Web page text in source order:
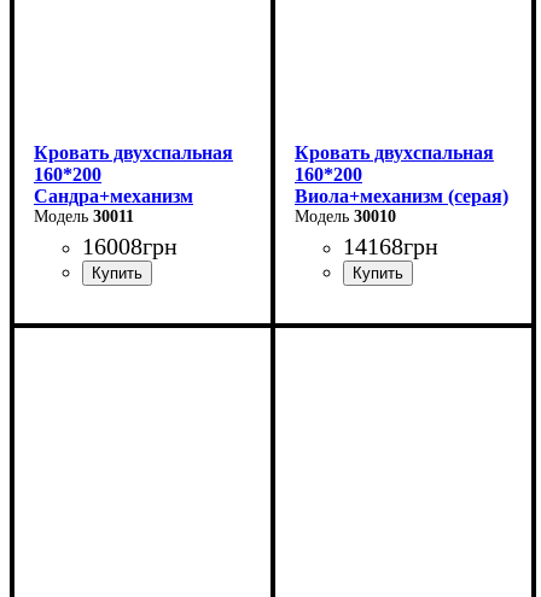
Кровать двухспальная
160*200
Сандра+механизм
(бежевая)
30011
16008грн
Ширина: 170 см
Кровать двухспальная
160*200
Виола+механизм (серая)
30010
14168грн
Ширина: 170 см